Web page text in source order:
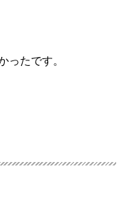
ったです。